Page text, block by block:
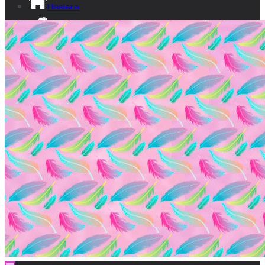
Hasiera
Izan lumatxo!
Ikusgune
Bideoak
Dokumentala
Gardentasuna
Kontaktua
EU
ES